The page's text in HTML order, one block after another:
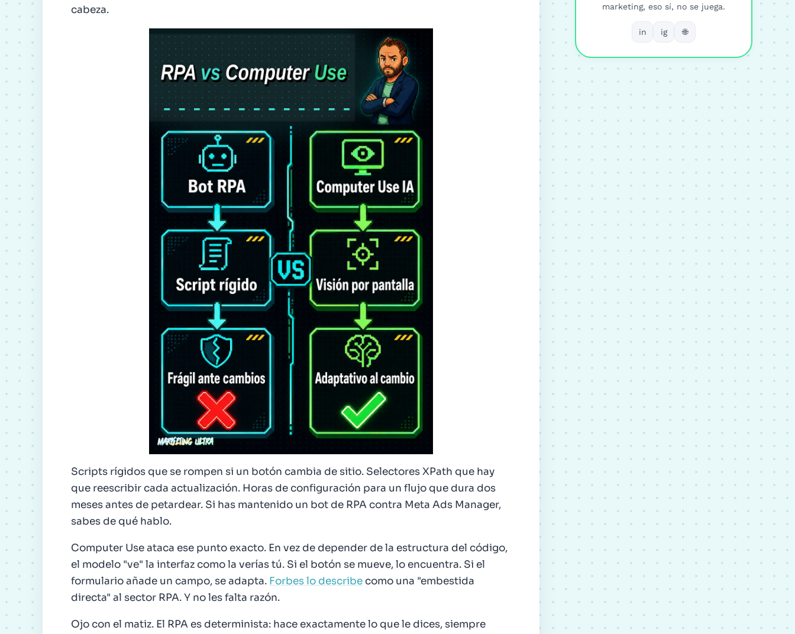
cabeza.
Scripts rígidos que se rompen si un botón cambia de sitio. Selectores XPath que hay
que reescribir cada actualización. Horas de configuración para un flujo que dura dos
meses antes de petardear. Si has mantenido un bot de RPA contra Meta Ads Manager,
sabes de qué hablo.
Computer Use ataca ese punto exacto. En vez de depender de la estructura del código,
el modelo "ve" la interfaz como la verías tú. Si el botón se mueve, lo encuentra. Si el
formulario añade un campo, se adapta. Forbes lo describe como una "embestida
directa" al sector RPA. Y no les falta razón.
Ojo con el matiz. El RPA es determinista: hace exactamente lo que le dices, siempre
marketing, eso sí, no se juega.
in ig 🌐